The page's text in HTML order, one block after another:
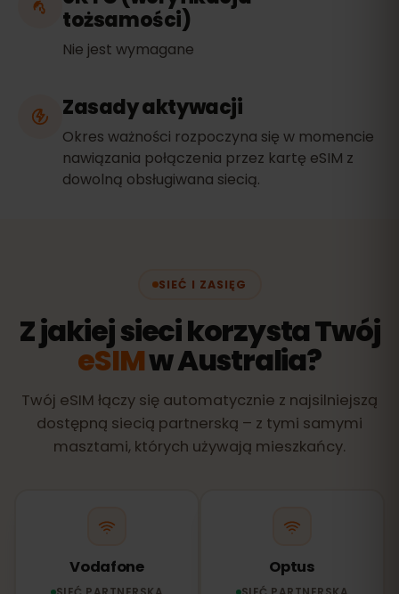
tożsamości)
Nie jest wymagane
Zasady aktywacji
Okres ważności rozpoczyna się w momencie
nawiązania połączenia przez kartę eSIM z
dowolną obsługiwana siecią.
SIEĆ I ZASIĘG
Z jakiej sieci korzysta Twój
eSIMw Australia?
Twój eSIM łączy się automatycznie z najsilniejszą
dostępną siecią partnerską – z tymi samymi
masztami, których używają mieszkańcy.
Vodafone Optus